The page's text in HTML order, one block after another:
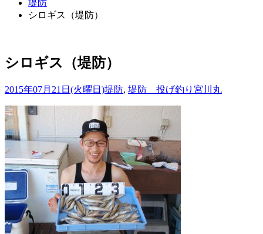
堤防
シロギス（堤防）
シロギス（堤防）
2015年07月21日(火曜日)堤防, 堤防 投げ釣り 宮川丸